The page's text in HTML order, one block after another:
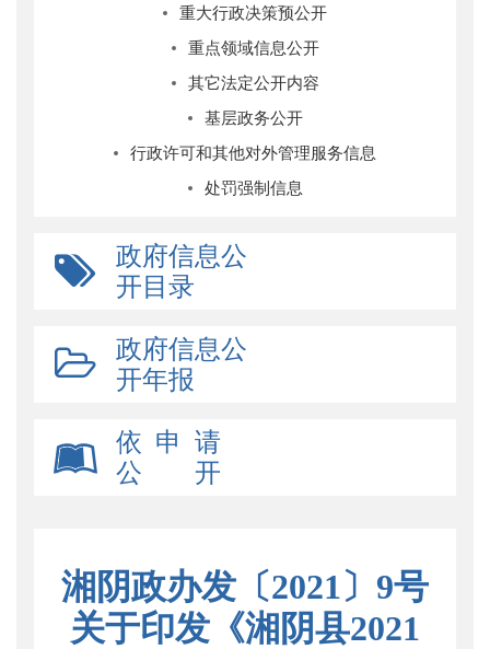
重大行政决策预公开
重点领域信息公开
其它法定公开内容
基层政务公开
行政许可和其他对外管理服务信息
处罚强制信息
政府信息公
开目录
政府信息公
开年报
依 申 请
公 开
湘阴政办发〔2021〕9号
关于印发《湘阴县2021